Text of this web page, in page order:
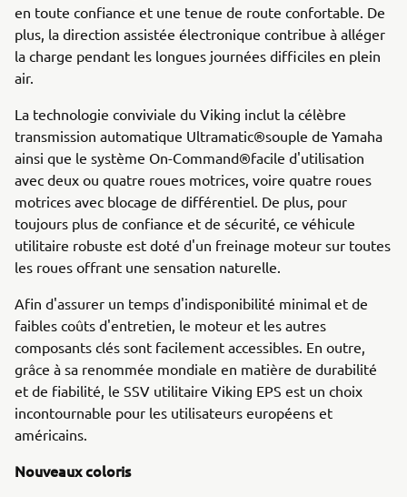
en toute confiance et une tenue de route confortable. De
plus, la direction assistée électronique contribue à alléger
la charge pendant les longues journées difficiles en plein
air.
La technologie conviviale du Viking inclut la célèbre
transmission automatique Ultramatic®souple de Yamaha
ainsi que le système On-Command®facile d'utilisation
avec deux ou quatre roues motrices, voire quatre roues
motrices avec blocage de différentiel. De plus, pour
toujours plus de confiance et de sécurité, ce véhicule
utilitaire robuste est doté d'un freinage moteur sur toutes
les roues offrant une sensation naturelle.
Afin d'assurer un temps d'indisponibilité minimal et de
faibles coûts d'entretien, le moteur et les autres
composants clés sont facilement accessibles. En outre,
grâce à sa renommée mondiale en matière de durabilité
et de fiabilité, le SSV utilitaire Viking EPS est un choix
incontournable pour les utilisateurs européens et
américains.
Nouveaux coloris